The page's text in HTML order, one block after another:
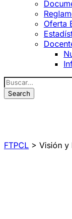
Oferta
FTPCL > Visión y